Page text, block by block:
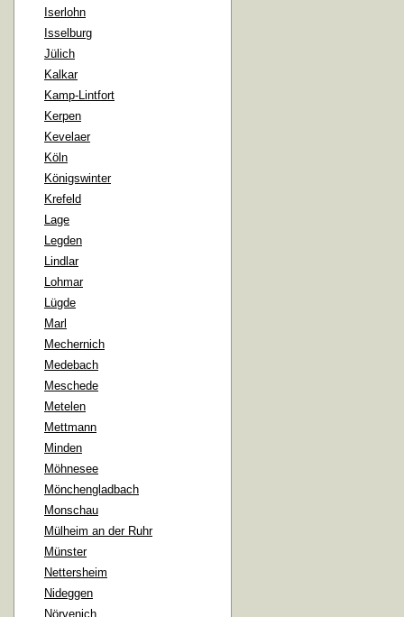
Iserlohn
Isselburg
Jülich
Kalkar
Kamp-Lintfort
Kerpen
Kevelaer
Köln
Königswinter
Krefeld
Lage
Legden
Lindlar
Lohmar
Lügde
Marl
Mechernich
Medebach
Meschede
Metelen
Mettmann
Minden
Möhnesee
Mönchengladbach
Monschau
Mülheim an der Ruhr
Münster
Nettersheim
Nideggen
Nörvenich